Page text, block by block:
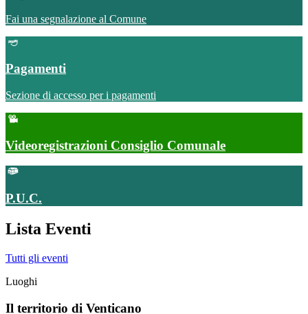
Fai una segnalazione al Comune
Pagamenti
Sezione di accesso per i pagamenti
Videoregistrazioni Consiglio Comunale
P.U.C.
Lista Eventi
Tutti gli eventi
Luoghi
Il territorio di Venticano